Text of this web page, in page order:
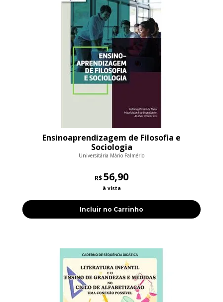
Ensinoaprendizagem de Filosofia e
Sociologia
Universitária Mário Palmério
R$56,90
à vista
Incluir no Carrinho